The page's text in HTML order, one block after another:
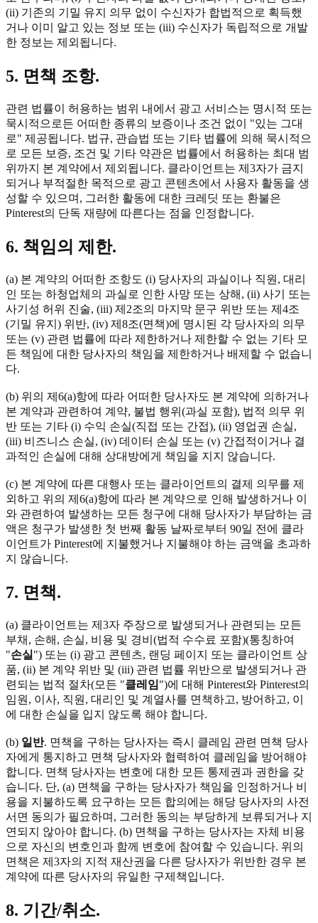
(ii) 기존의 기밀 유지 의무 없이 수신자가 합법적으로 획득했
거나 이미 알고 있는 정보 또는 (iii) 수신자가 독립적으로 개발
한 정보는 제외됩니다.
5. 면책 조항.
관련 법률이 허용하는 범위 내에서 광고 서비스는 명시적 또는
묵시적으로든 어떠한 종류의 보증이나 조건 없이 "있는 그대
로" 제공됩니다. 법규, 관습법 또는 기타 법률에 의해 묵시적으
로 모든 보증, 조건 및 기타 약관은 법률에서 허용하는 최대 범
위까지 본 계약에서 제외됩니다. 클라이언트는 제3자가 금지
되거나 부적절한 목적으로 광고 콘텐츠에서 사용자 활동을 생
성할 수 있으며, 그러한 활동에 대한 크레딧 또는 환불은
Pinterest의 단독 재량에 따른다는 점을 인정합니다.
6. 책임의 제한.
(a) 본 계약의 어떠한 조항도 (i) 당사자의 과실이나 직원, 대리
인 또는 하청업체의 과실로 인한 사망 또는 상해, (ii) 사기 또는
사기성 허위 진술, (iii) 제2조의 마지막 문구 위반 또는 제4조
(기밀 유지) 위반, (iv) 제8조(면책)에 명시된 각 당사자의 의무
또는 (v) 관련 법률에 따라 제한하거나 제한할 수 없는 기타 모
든 책임에 대한 당사자의 책임을 제한하거나 배제할 수 없습니
다.
(b) 위의 제6(a)항에 따라 어떠한 당사자도 본 계약에 의하거나
본 계약과 관련하여 계약, 불법 행위(과실 포함), 법적 의무 위
반 또는 기타 (i) 수익 손실(직접 또는 간접), (ii) 영업권 손실,
(iii) 비즈니스 손실, (iv) 데이터 손실 또는 (v) 간접적이거나 결
과적인 손실에 대해 상대방에게 책임을 지지 않습니다.
(c) 본 계약에 따른 대행사 또는 클라이언트의 결제 의무를 제
외하고 위의 제6(a)항에 따라 본 계약으로 인해 발생하거나 이
와 관련하여 발생하는 모든 청구에 대해 당사자가 부담하는 금
액은 청구가 발생한 첫 번째 활동 날짜로부터 90일 전에 클라
이언트가 Pinterest에 지불했거나 지불해야 하는 금액을 초과하
지 않습니다.
7. 면책.
(a) 클라이언트는 제3자 주장으로 발생되거나 관련되는 모든
부채, 손해, 손실, 비용 및 경비(법적 수수료 포함)(통칭하여
"손실 ") 또는 (i) 광고 콘텐츠, 랜딩 페이지 또는 클라이언트 상
품, (ii) 본 계약 위반 및 (iii) 관련 법률 위반으로 발생되거나 관
련되는 법적 절차(모든 "클레임")에 대해 Pinterest와 Pinterest의
임원, 이사, 직원, 대리인 및 계열사를 면책하고, 방어하고, 이
에 대한 손실을 입지 않도록 해야 합니다.
(b) 일반. 면책을 구하는 당사자는 즉시 클레임 관련 면책 당사
자에게 통지하고 면책 당사자와 협력하여 클레임을 방어해야
합니다. 면책 당사자는 변호에 대한 모든 통제권과 권한을 갖
습니다. 단, (a) 면책을 구하는 당사자가 책임을 인정하거나 비
용을 지불하도록 요구하는 모든 합의에는 해당 당사자의 사전
서면 동의가 필요하며, 그러한 동의는 부당하게 보류되거나 지
연되지 않아야 합니다. (b) 면책을 구하는 당사자는 자체 비용
으로 자신의 변호인과 함께 변호에 참여할 수 있습니다. 위의
면책은 제3자의 지적 재산권을 다른 당사자가 위반한 경우 본
계약에 따른 당사자의 유일한 구제책입니다.
8. 기간/취소.